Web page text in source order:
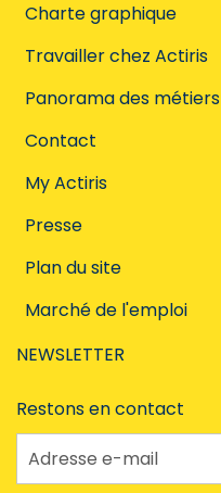
Charte graphique
Travailler chez Actiris
Panorama des métiers
Contact
My Actiris
Presse
Plan du site
Marché de l'emploi
NEWSLETTER
Restons en contact
Adresse e-mail